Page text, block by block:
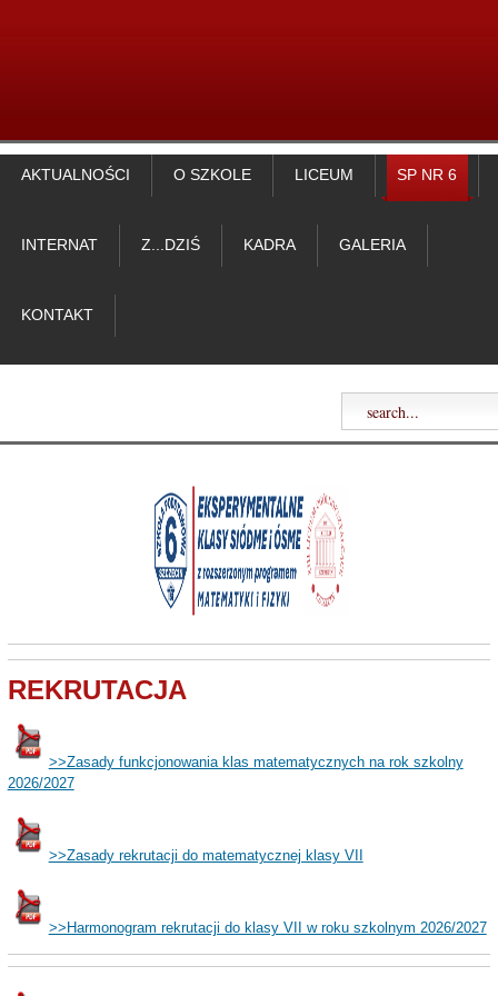
AKTUALNOŚCI O SZKOLE LICEUM SP NR 6
INTERNAT Z...DZIŚ KADRA GALERIA
KONTAKT
REKRUTACJA
>>Zasady funkcjonowania klas matematycznych na rok szkolny
2026/2027
>>Zasady rekrutacji do matematycznej klasy VII
>>Harmonogram rekrutacji do klasy VII w roku szkolnym 2026/2027